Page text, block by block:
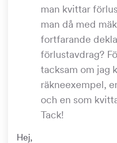
man kvittar
man då med
fortfarande
förlustavdrag?
tacksam om jag
räkneexempel,
och en som
Tack!
Hej,